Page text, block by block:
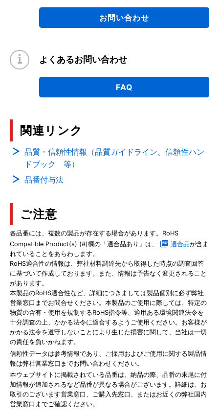
お問い合わせ
よくあるお問い合わせ
FAQ
関連リンク
品質・信頼性情報（品質ガイドライン、信頼性ハン
ドブック 等）
品番付与法
ご注意
各品番には、複数の製品が存在する場合があります。RoHS
Compatible Product(s) (#)欄の「適合品あり」は、
適合品が含ま
れていることをあらわします。
RoHS適合性の情報は、弊社材料調達先から取得した時点の調査回答
に基づいて作成しております。また、情報は予告なく変更されること
があります。
本製品のRoHS適合性など、詳細につきましては製品個別に必ず弊社
営業窓口までお問合せください。本製品のご使用に際しては、特定の
物質の含有・使用を規制するRoHS指令等、適用ある環境関連法令を
十分調査の上、かかる法令に適合するようご使用ください。お客様が
かかる法令を遵守しないことにより生じた損害に関して、当社は一切
の責任を負いかねます。
信頼性データは参考情報であり、ご採用およびご使用に関する製品情
報は弊社営業窓口までお問い合わせください。
本ウェブサイトに掲載されている品番は、納品の際、品番の末尾に付
加情報が追加されるなど品番が異なる場合がございます。詳細は、お
取引のございます営業窓口、ご購入先窓口、またはお近くの弊社国内
営業窓口までご確認ください。